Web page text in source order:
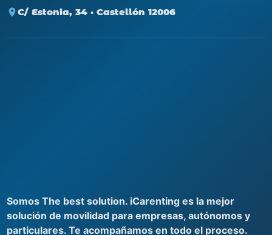
C/ Estonia, 34 · Castellón 12006
Somos The best solution. iCarenting es la mejor
solución de movilidad para empresas, autónomos y
particulares. Te acompañamos en todo el proceso.